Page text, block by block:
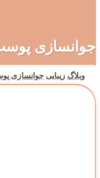
جوانسازی پوست
وبلاگ زیبایی جوانسازی